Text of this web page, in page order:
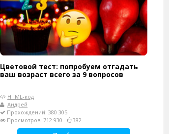
Цветовой тест: попробуем отгадать
ваш возраст всего за 9 вопросов
HTML-код
Андрей
Прохождений: 380 305
Просмотров: 712 930
382